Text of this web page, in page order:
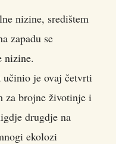
nizine, središtem
zapadu se
nizine.
učinio je ovaj četvrti
za brojne životinje i
drugdje na
ekolozi